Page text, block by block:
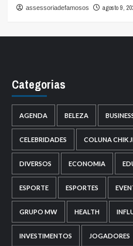
assessoriadefamosos agosto 9,
Categorias
AGENDA BELEZA
CELEBRIDADES COLUNA CHIK
DIVERSOS ECONOMIA
ESPORTE ESPORTES
GRUPO MW HEALTH
INVESTIMENTOS JOGADORES